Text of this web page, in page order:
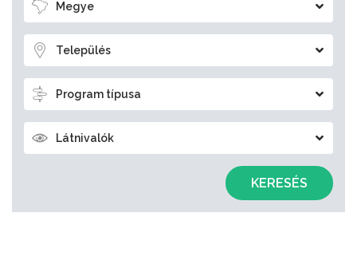
Megye
Település
Program típusa
Látnivalók
KERESÉS